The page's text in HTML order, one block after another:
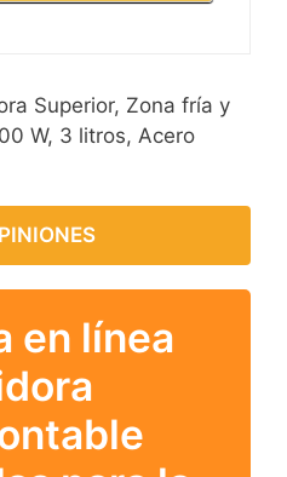
Superior, Zona fría y
W, 3 litros, Acero
en línea